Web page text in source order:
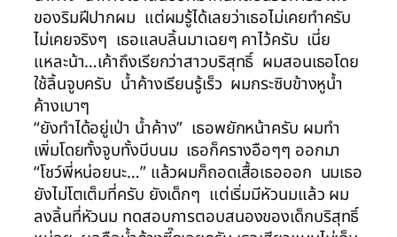
ของริมฝีปากผม แต่ผมรู้ได้เลยว่าเธอไม่เคยทำครับ
ไม่เคยจริงๆ เธอแลบลิ้นมาเฉยๆ คาไว้ครับ เนี่ย
แหละน้า…เค้าถึงเรียกว่าสาวบริสุทธิ์ ผมสอนเธอโดย
ใช้ลิ้นจูบครับ น้ำค้างเรียนรู้เร็ว ผมกระซิบข้างหูน้ำ
ค้างเบาๆ
“ยังทำได้อยู่เป่า น้ำค้าง” เธอพยักหน้าครับ ผมทำ
เพิ่มโดยทั้งจูบทั้งบีบนม เธอก็ครางอือๆๆ ออกมา
“โชว์พี่หน่อยนะ…” แล้วผมก็ถอดเสื้อเธอออก นมเธอ
ยังไม่โตเต็มที่ครับ ยังเด็กๆ แต่เริ่มมีหัวนมแล้ว ผม
ลงลิ้นที่หัวนม ทดสอบการตอบสนองของเด็กบริสุทธิ์